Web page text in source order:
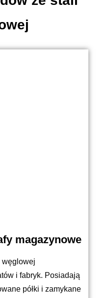
magazynowe
węglowej
i fabryk. Posiadają
półki i zamykane